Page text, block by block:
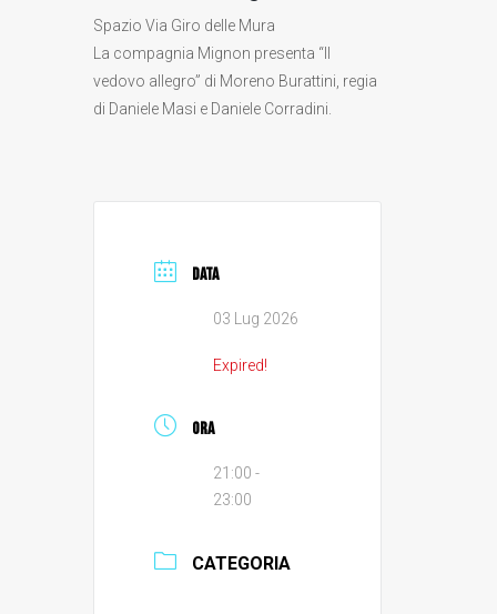
Spazio Via Giro delle Mura
La compagnia Mignon presenta “Il
vedovo allegro” di Moreno Burattini, regia
di Daniele Masi e Daniele Corradini.
DATA
03 Lug 2026
Expired!
ORA
21:00 -
23:00
CATEGORIA